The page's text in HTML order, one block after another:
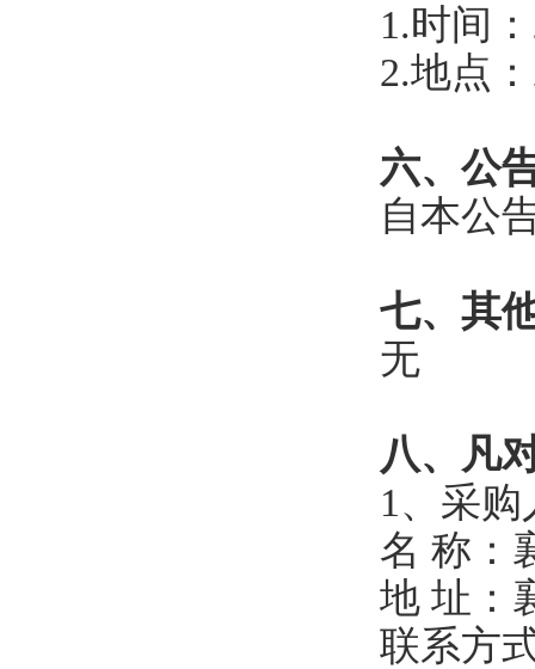
1.时间
2.地点
六、公
自本公
七、其
无
八、凡
1、采
名 称：
地 址：
联系方